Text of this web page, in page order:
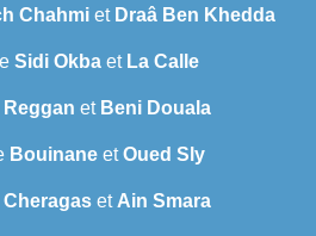
Chahmiet Draâ Ben Khedda
Sidi Okba et La Calle
Reggan et Beni Douala
BouinaneetOued Sly
Cheragaset Ain Smara